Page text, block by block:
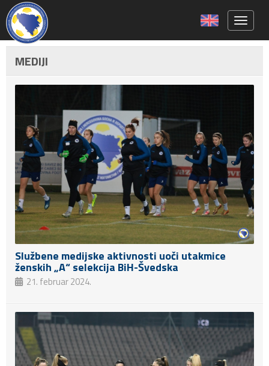
MEDIJI
Službene medijske aktivnosti uoči utakmice
ženskih „A“ selekcija BiH-Švedska
21. februar 2024.